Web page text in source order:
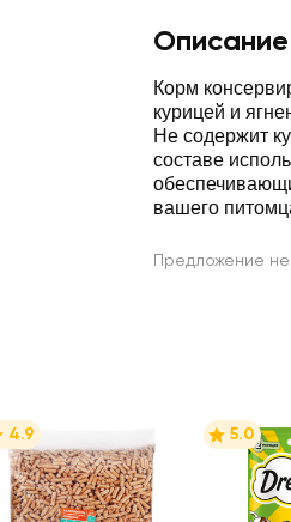
Описание
Корм
курицей и
Не содержит
составе
вашего
Предложение
4.9 5.0